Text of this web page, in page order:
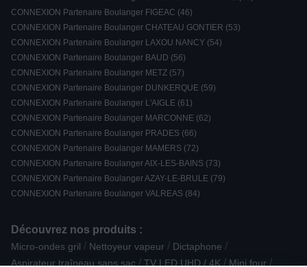
CONNEXION Partenaire Boulanger FIGEAC (46)
CONNEXION Partenaire Boulanger CHATEAU GONTIER (53)
CONNEXION Partenaire Boulanger LAXOU NANCY (54)
CONNEXION Partenaire Boulanger BAUD (56)
CONNEXION Partenaire Boulanger METZ (57)
CONNEXION Partenaire Boulanger DUNKERQUE (59)
CONNEXION Partenaire Boulanger L'AIGLE (61)
CONNEXION Partenaire Boulanger MARCONNE (62)
CONNEXION Partenaire Boulanger PRADES (66)
CONNEXION Partenaire Boulanger MAMERS (72)
CONNEXION Partenaire Boulanger AIX-LES-BAINS (73)
CONNEXION Partenaire Boulanger AZAY-LE-BRULE (79)
CONNEXION Partenaire Boulanger VALREAS (84)
Découvrez nos produits :
Micro-ondes gril / Nettoyeur vapeur / Dictaphone /
Aspirateur traîneau sans sac / TV LED UHD / 4K / Mini four /